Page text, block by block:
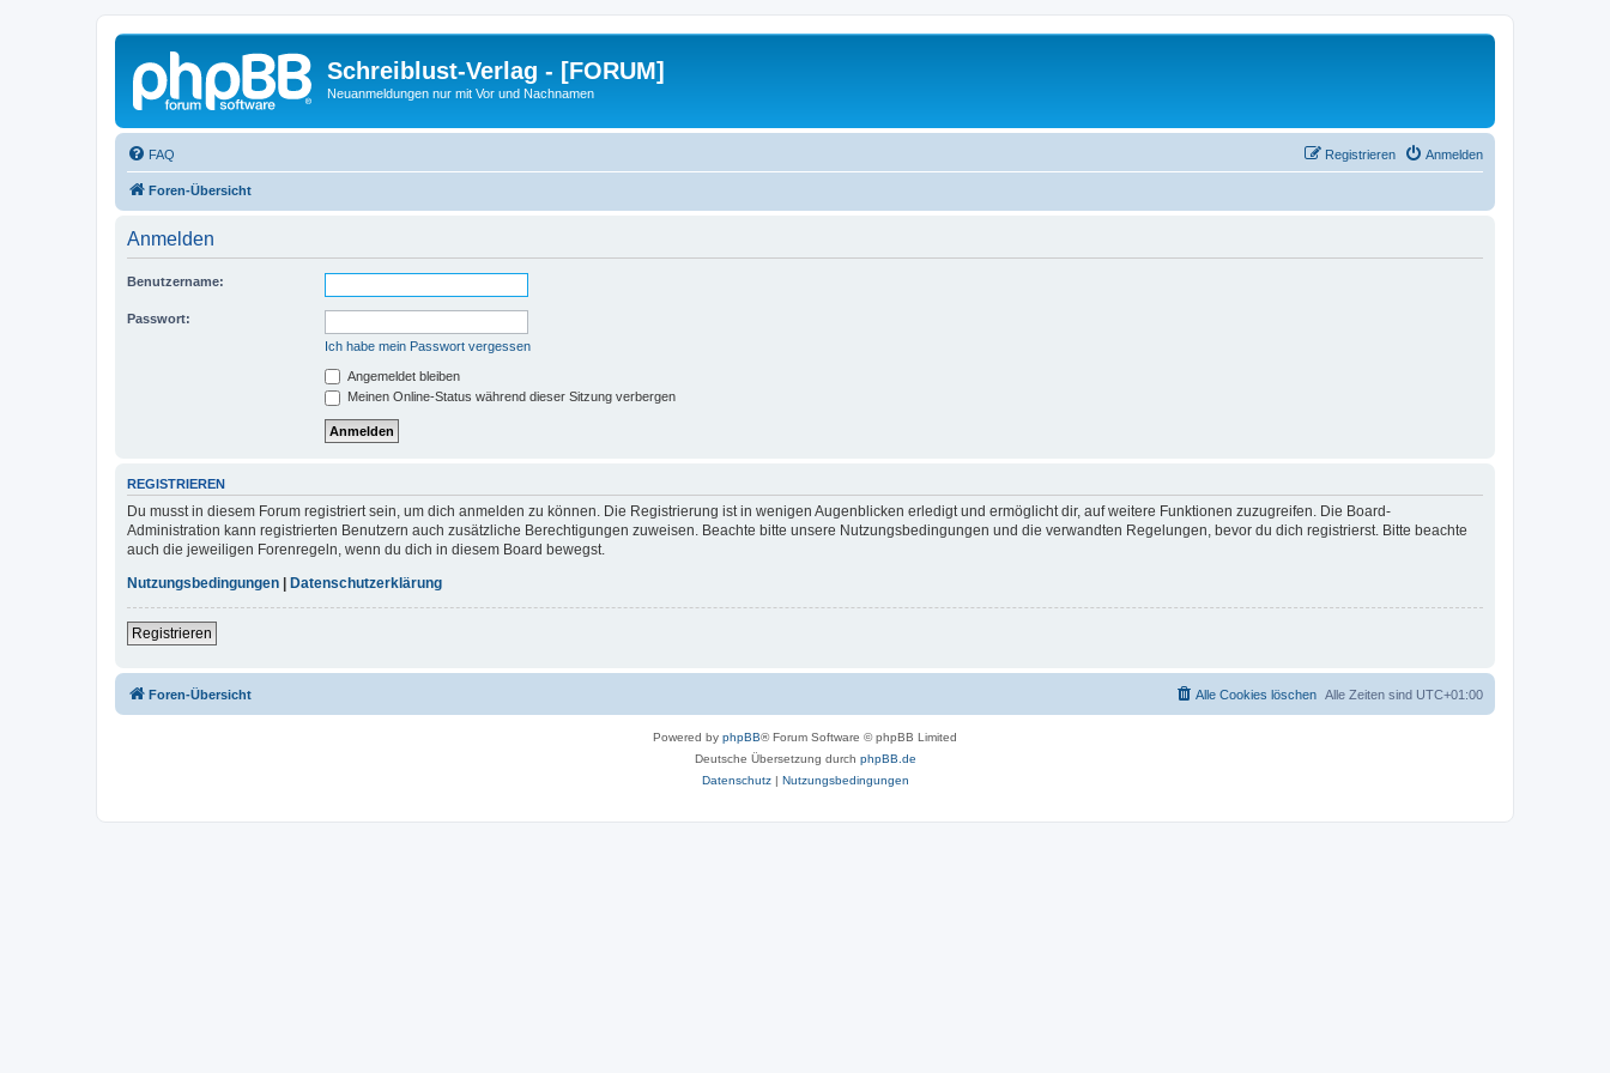
Schreiblust-Verlag - [FORUM]
Neuanmeldungen nur mit Vor und Nachnamen
FAQ Anmelden
Registrieren
Foren-Übersicht
Anmelden
Benutzername:
Passwort:
Ich habe mein Passwort vergessen
Angemeldet bleiben
Meinen Online-Status während dieser Sitzung verbergen
REGISTRIEREN
Du musst in diesem Forum registriert sein, um dich anmelden zu können. Die Registrierung ist in wenigen Augenblicken erledigt und ermöglicht dir, auf weitere Funktionen zuzugreifen. Die Board-
Administration kann registrierten Benutzern auch zusätzliche Berechtigungen zuweisen. Beachte bitte unsere Nutzungsbedingungen und die verwandten Regelungen, bevor du dich registrierst. Bitte beachte
auch die jeweiligen Forenregeln, wenn du dich in diesem Board bewegst.
Nutzungsbedingungen
Datenschutzerklärung
Registrieren
Foren-Übersicht Alle Zeiten sind UTC+01:00
Alle Cookies löschen
Powered by phpBB® Forum Software © phpBB Limited
Deutsche Übersetzung durch phpBB.de
Datenschutz| Nutzungsbedingungen